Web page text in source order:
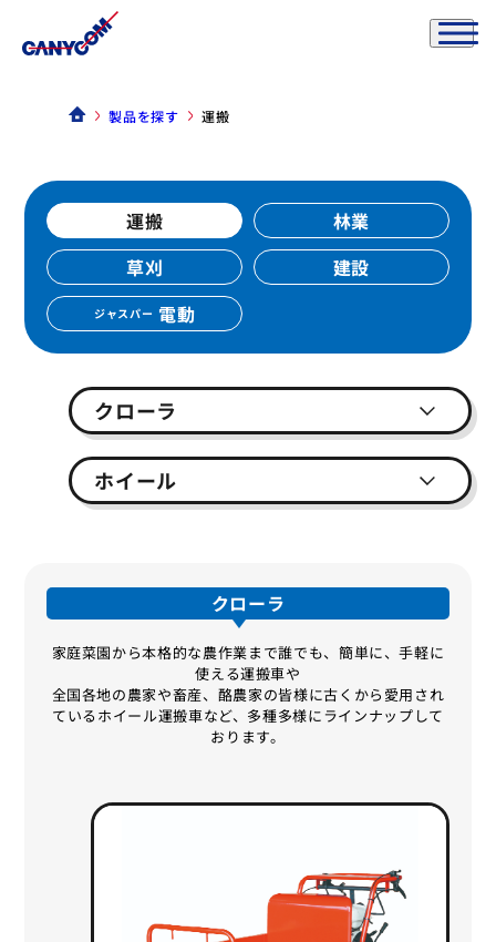
製品を探す 運搬
運搬
林業
草刈
建設
ジャスパー 電動
クローラ
ホイール
クローラ
家庭菜園から本格的な農作業まで誰でも、簡単に、手軽に
使える運搬車や
全国各地の農家や畜産、酪農家の皆様に古くから愛用され
ているホイール運搬車など、多種多様にラインナップして
おります。